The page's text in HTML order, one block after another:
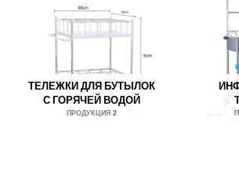
ТЕЛЕЖКИ ДЛЯ БУТЫЛОК
С ГОРЯЧЕЙ ВОДОЙ
ПРОДУКЦИЯ 2